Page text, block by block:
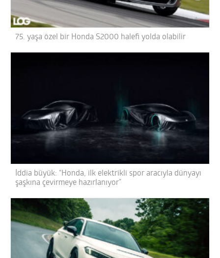
75. yaşa özel bir Honda S2000 halefi yolda olabilir
İddia büyük: “Honda, ilk elektrikli spor aracıyla dünyayı
şaşkına çevirmeye hazırlanıyor”